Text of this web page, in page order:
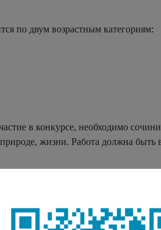
по двум возрастным категориям:
в конкурсе, необходимо
жизни. Работа должна быть
с 6 февраля до 5 марта 2024 года
года. Компетентное жюри из числа
конкурса. Все участники